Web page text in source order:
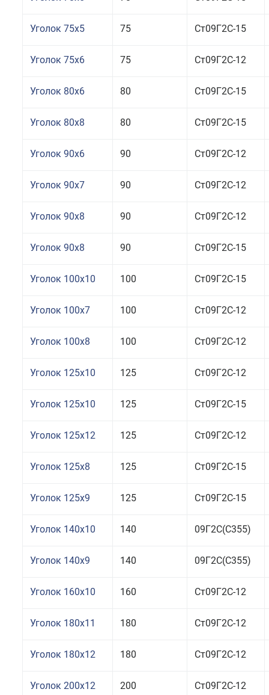
Уголок 75x5 75 Ст09Г2С-15
Уголок 75x6 75 Ст09Г2С-12
Уголок 80x6 80 Ст09Г2С-15
Уголок 80x8 80 Ст09Г2С-15
Уголок 90x6 90 Ст09Г2С-12
Уголок 90x7 90 Ст09Г2С-12
Уголок 90x8 90 Ст09Г2С-12
Уголок 90x8 90 Ст09Г2С-15
Уголок 100x10 100 Ст09Г2С-15
Уголок 100x7 100 Ст09Г2С-12
Уголок 100x8 100 Ст09Г2С-12
Уголок 125x10 125 Ст09Г2С-12
Уголок 125x10 125 Ст09Г2С-15
Уголок 125x12 125 Ст09Г2С-12
Уголок 125x8 125 Ст09Г2С-15
Уголок 125x9 125 Ст09Г2С-15
Уголок 140x10 140 09Г2С(С355)
Уголок 140x9 140 09Г2С(С355)
Уголок 160x10 160 Ст09Г2С-12
Уголок 180x11 180 Ст09Г2С-12
Уголок 180x12 180 Ст09Г2С-12
Уголок 200x12 200 Ст09Г2С-12